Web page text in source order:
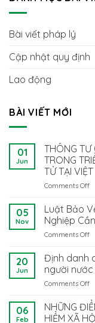
Bài viết pháp lý
Cập nhật quy định
Lao động
BÀI VIẾT MỚI
01
Jun
THÔNG
TRONG
TỬ TẠI
Comments Off
05
Nov
Luật Bảo
Nghiệp
Comments Off
20
Jun
Định danh
người
Comments Off
06
Feb
NHỮNG
HIỂM XÃ